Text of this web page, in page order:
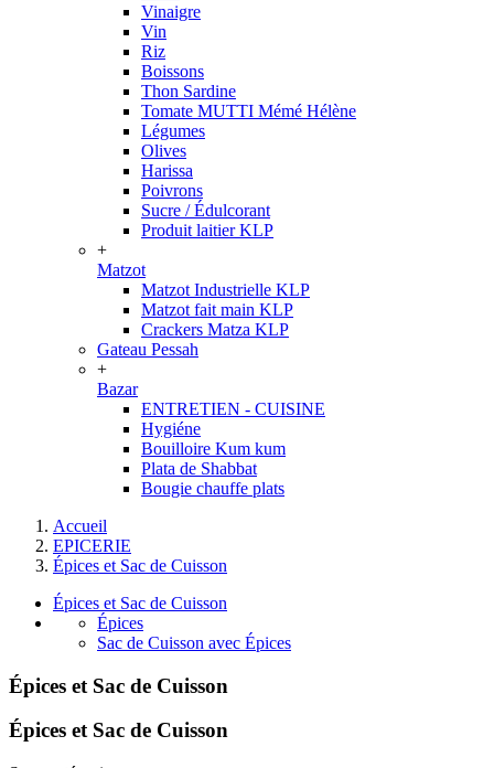
Vinaigre
Vin
Riz
Boissons
Thon Sardine
Tomate MUTTI Mémé Hélène
Légumes
Olives
Harissa
Poivrons
Sucre / Édulcorant
Produit laitier KLP
+
Matzot
Matzot Industrielle KLP
Matzot fait main KLP
Crackers Matza KLP
Gateau Pessah
+
Bazar
ENTRETIEN - CUISINE
Hygiéne
Bouilloire Kum kum
Plata de Shabbat
Bougie chauffe plats
Accueil
EPICERIE
Épices et Sac de Cuisson
Épices et Sac de Cuisson
Épices
Sac de Cuisson avec Épices
Épices et Sac de Cuisson
Épices et Sac de Cuisson